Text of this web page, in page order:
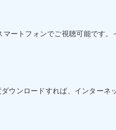
ートフォンでご視聴可能です。
ウンロードすれば、インターネ